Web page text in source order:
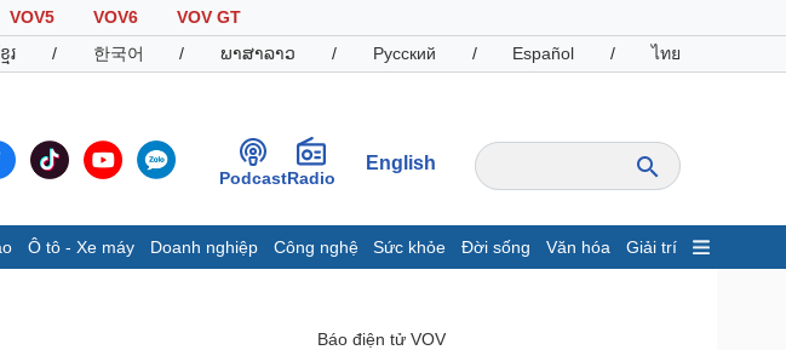
VOV5 VOV6
VOV GT
ែរ / 한국어 / ພາສາລາວ / Русский / Español / ไทย
PodcastRadio
English
Ô tô - Xe máy Doanh nghiệp Công nghệ Sức khỏe Đời sống Văn hóa Giải trí
Bất động sảnBáo điện tử VOV